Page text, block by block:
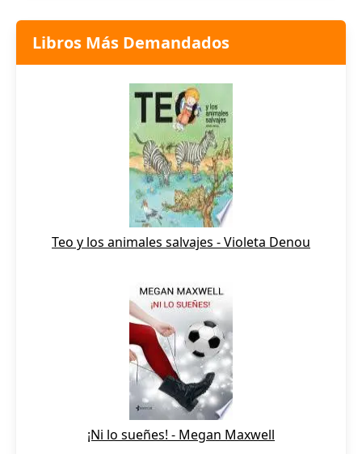
Libros Más Demandados
Teo y los animales salvajes - Violeta Denou
¡Ni lo sueñes! - Megan Maxwell